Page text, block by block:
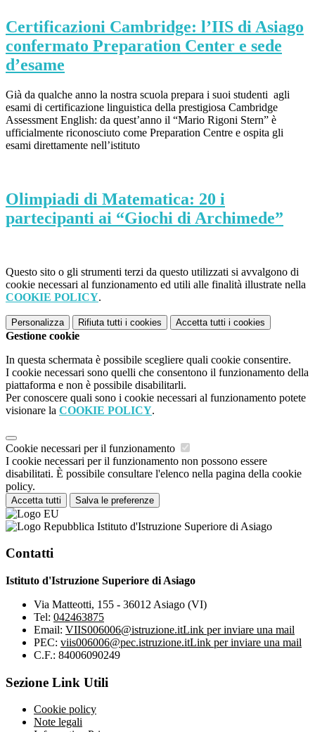
Certificazioni Cambridge: l’IIS di Asiago
confermato Preparation Center e sede
d’esame
Già da qualche anno la nostra scuola prepara i suoi studenti agli
esami di certificazione linguistica della prestigiosa Cambridge
Assessment English: da quest’anno il “Mario Rigoni Stern” è
ufficialmente riconosciuto come Preparation Centre e ospita gli
esami direttamente nell’istituto
Olimpiadi di Matematica: 20 i
partecipanti ai “Giochi di Archimede”
Questo sito o gli strumenti terzi da questo utilizzati si avvalgono di
cookie necessari al funzionamento ed utili alle finalità illustrate nella
COOKIE POLICY.
Personalizza Rifiuta tutti i cookies Accetta tutti i cookies
Gestione cookie
In questa schermata è possibile scegliere quali cookie consentire.
I cookie necessari sono quelli che consentono il funzionamento della
piattaforma e non è possibile disabilitarli.
Per conoscere quali sono i cookie necessari al funzionamento potete
visionare la COOKIE POLICY.
Cookie necessari per il funzionamento
I cookie necessari per il funzionamento non possono essere
disabilitati. È possibile consultare l'elenco nella pagina della cookie
policy.
Accetta tutti Salva le preferenze
Istituto d'Istruzione Superiore di Asiago
Contatti
Istituto d'Istruzione Superiore di Asiago
Via Matteotti, 155 - 36012 Asiago (VI)
Tel: 042463875
Email: VIIS006006@istruzione.itLink per inviare una mail
PEC: viis006006@pec.istruzione.itLink per inviare una mail
C.F.: 84006090249
Sezione Link Utili
Cookie policy
Note legali